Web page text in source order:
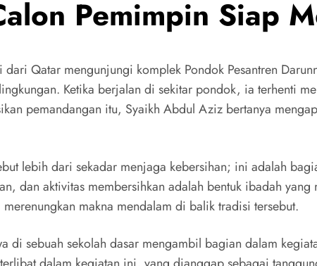
Pemimpin Siap
Qatar mengunjungi komplek Pondok Pesantren
Ketika berjalan di sekitar pondok, ia terhenti
pemandangan itu, Syaikh Abdul Aziz bertanya
lebih dari sekadar menjaga kebersihan; ini adalah
dan aktivitas membersihkan adalah bentuk ibadah
makna mendalam di balik tradisi tersebut.
di sebuah sekolah dasar mengambil bagian dalam